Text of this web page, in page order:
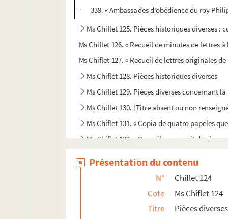
339. « Ambassades d'obédience du roy
Ms Chiflet 125. Pièces historiques diverses :
Ms Chiflet 126. « Recueil de minutes de lettres
Ms Chiflet 127. « Recueil de lettres originales
Ms Chiflet 128. Pièces historiques diverses
Ms Chiflet 129. Pièces diverses concernant
Ms Chiflet 130. [Titre absent ou non
Ms Chiflet 131. « Copia de quatro papeles
Ms Chiflet 132. « Recueil manuscrit de
Ms Chiflet 134. Laurentii Chifletii Responsa juris
Présentation du contenu
N°
Chiflet 124
Cote
Ms Chiflet 124
Titre
Pièces